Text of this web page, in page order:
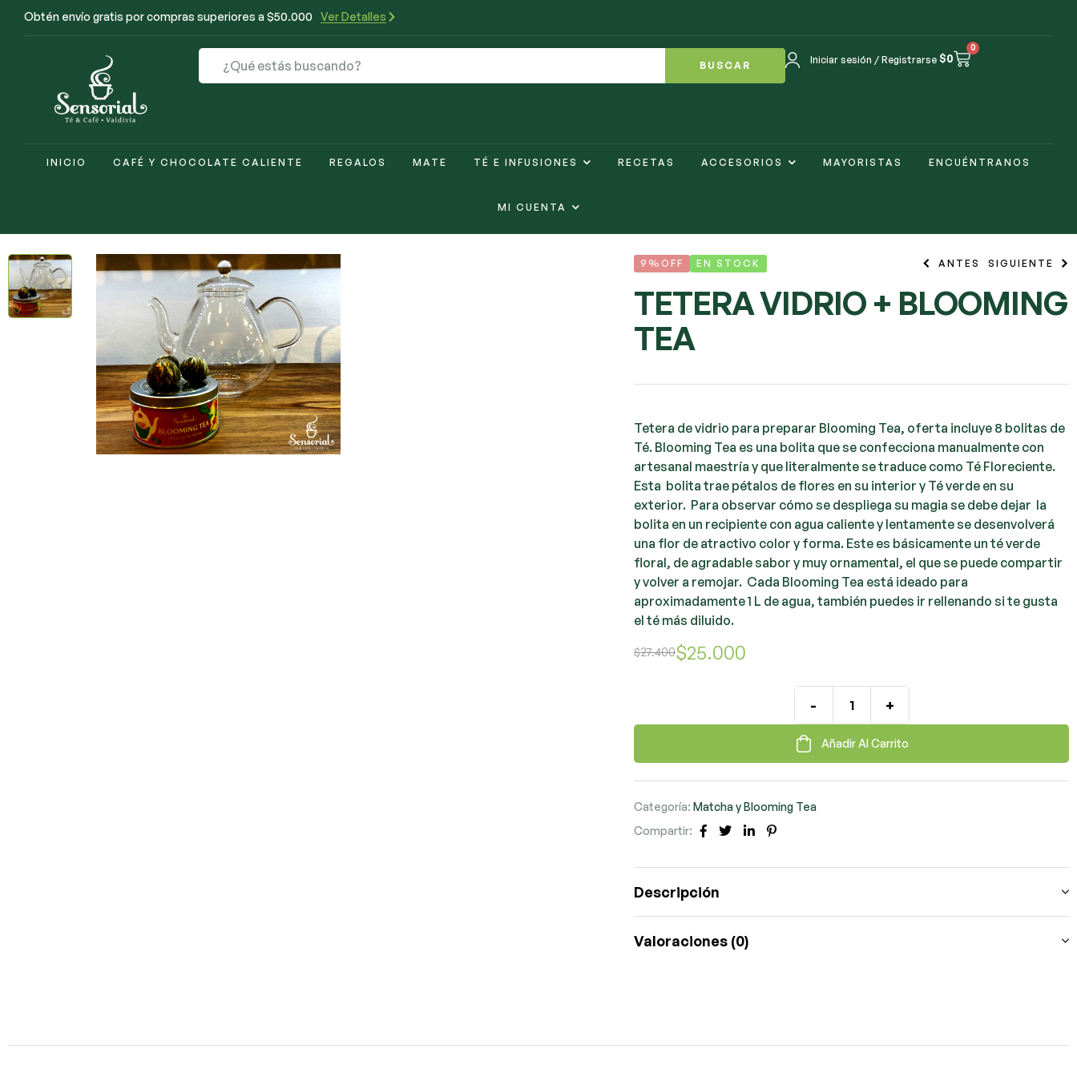
Obtén envío gratis por compras superiores a $50.000 Ver Detalles
BUSCAR Iniciar sesión / Registrarse $0
0
INICIO CAFÉ Y CHOCOLATE CALIENTE REGALOS MATE TÉ E INFUSIONES RECETAS ACCESORIOS MAYORISTAS ENCUÉNTRANOS
MI CUENTA
9%OFF EN STOCK ANTES SIGUIENTE
TETERA VIDRIO + BLOOMING
TEA
Tetera de vidrio para preparar Blooming Tea, oferta incluye 8 bolitas de
Té. Blooming Tea es una bolita que se confecciona manualmente con
artesanal maestría y que literalmente se traduce como Té Floreciente.
Esta bolita trae pétalos de flores en su interior y Té verde en su
exterior. Para observar cómo se despliega su magia se debe dejar la
bolita en un recipiente con agua caliente y lentamente se desenvolverá
una flor de atractivo color y forma. Este es básicamente un té verde
floral, de agradable sabor y muy ornamental, el que se puede compartir
y volver a remojar. Cada Blooming Tea está ideado para
aproximadamente 1 L de agua, también puedes ir rellenando si te gusta
el té más diluido.
$27.400$25.000
- +
Añadir Al Carrito
Categoría:Matcha y Blooming Tea
Compartir:
Facebook
TwitterLinkedIn
Descripción
Valoraciones (0)